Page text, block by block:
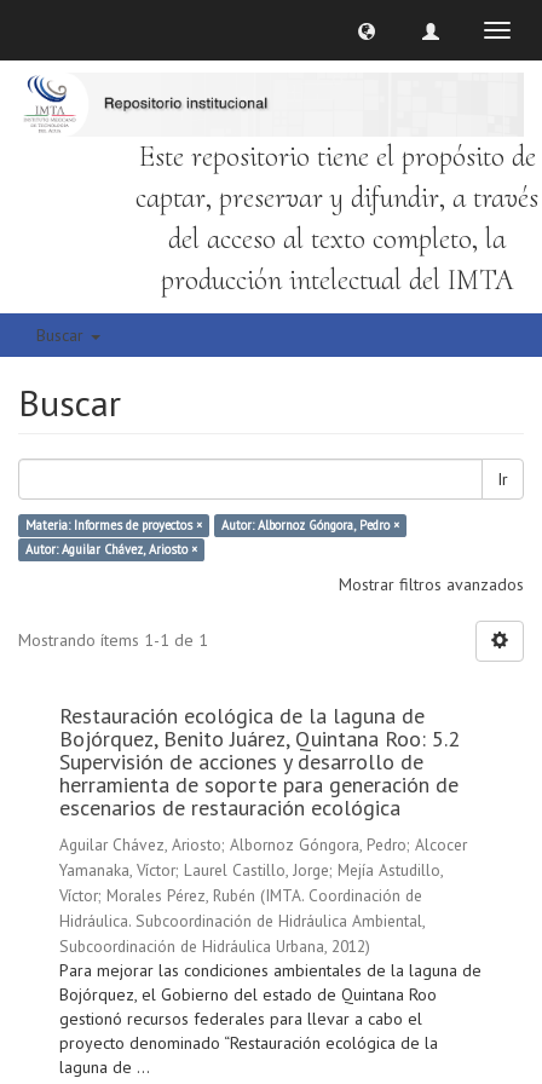
Este repositorio tiene el propósito de
captar, preservar y difundir, a través
del acceso al texto completo, la
producción intelectual del IMTA
Buscar
Buscar
Ir
Materia: Informes de proyectos ×
Autor: Albornoz Góngora, Pedro ×
Autor: Aguilar Chávez, Ariosto ×
Mostrar filtros avanzados
Mostrando ítems 1-1 de 1
Restauración ecológica de la laguna de
Bojórquez, Benito Juárez, Quintana Roo: 5.2
Supervisión de acciones y desarrollo de
herramienta de soporte para generación de
escenarios de restauración ecológica
Aguilar Chávez, Ariosto; Albornoz Góngora, Pedro; Alcocer
Yamanaka, Víctor; Laurel Castillo, Jorge; Mejía Astudillo,
Víctor; Morales Pérez, Rubén (IMTA. Coordinación de
Hidráulica. Subcoordinación de Hidráulica Ambiental,
Subcoordinación de Hidráulica Urbana, 2012)
Para mejorar las condiciones ambientales de la laguna de
Bojórquez, el Gobierno del estado de Quintana Roo
gestionó recursos federales para llevar a cabo el
proyecto denominado “Restauración ecológica de la
laguna de ...